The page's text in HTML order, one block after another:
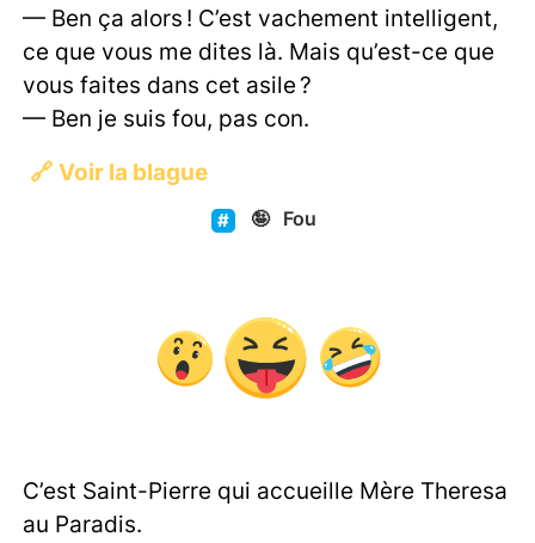
— Ben ça alors ! C’est vachement intelligent,
ce que vous me dites là. Mais qu’est-ce que
vous faites dans cet asile ?
— Ben je suis fou, pas con.
🔗 Voir la blague
🤪 Fou
C’est Saint-Pierre qui accueille Mère Theresa
au Paradis.